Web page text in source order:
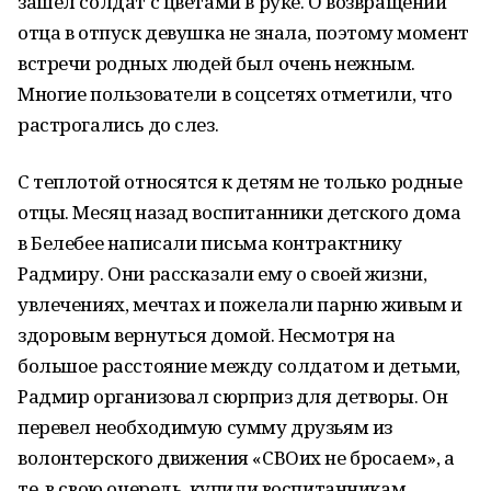
отца в отпуск девушка не знала, поэтому момент
встречи родных людей был очень нежным.
Многие пользователи в соцсетях отметили, что
растрогались до слез.
С теплотой относятся к детям не только родные
отцы. Месяц назад воспитанники детского дома
в Белебее написали письма контрактнику
Радмиру. Они рассказали ему о своей жизни,
увлечениях, мечтах и пожелали парню живым и
здоровым вернуться домой. Несмотря на
большое расстояние между солдатом и детьми,
Радмир организовал сюрприз для детворы. Он
перевел необходимую сумму друзьям из
волонтерского движения «СВОих не бросаем», а